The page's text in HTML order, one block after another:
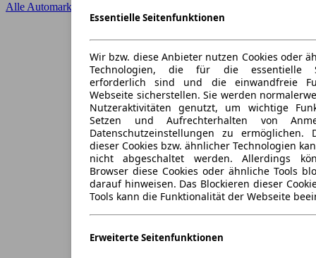
Essentielle Seitenfunktionen
Wir bzw. diese Anbieter nutzen Cookies oder
Technologien, die für die essentielle
erforderlich sind und die einwandfreie
Webseite sicherstellen. Sie werden
Nutzeraktivitäten genutzt, um wichtige
Setzen und Aufrechterhalten von
Datenschutzeinstellungen zu ermöglichen.
dieser Cookies bzw. ähnlicher Technologien
nicht abgeschaltet werden. Allerdings
Browser diese Cookies oder ähnliche Tools
darauf hinweisen. Das Blockieren dieser
Tools kann die Funktionalität der Webseite
Erweiterte Seitenfunktionen
Alle Automarken